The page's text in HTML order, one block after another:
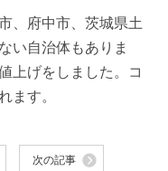
、府中市、茨城県土
い自治体もありま
上げをしました。コ
ます。
次の記事